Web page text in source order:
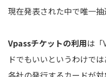
現在発表された中で唯一抽
Vpassチケットの利用は「
ドでもいいというわけで